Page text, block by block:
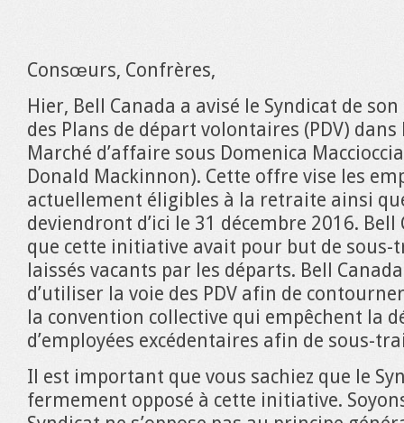
Consœurs, Confrères,
Hier, Bell Canada a avisé le Syndicat de
des Plans de départ volontaires (PDV)
Marché d’affaire sous Domenica
Donald Mackinnon). Cette offre vise les
actuellement éligibles à la retraite ainsi
deviendront d’ici le 31 décembre 2016. Bell
que cette initiative avait pour but de sous-
laissés vacants par les départs. Bell
d’utiliser la voie des PDV afin de
la convention collective qui empêchent la
d’employées excédentaires afin de sous-
Il est important que vous sachiez que le
fermement opposé à cette initiative.